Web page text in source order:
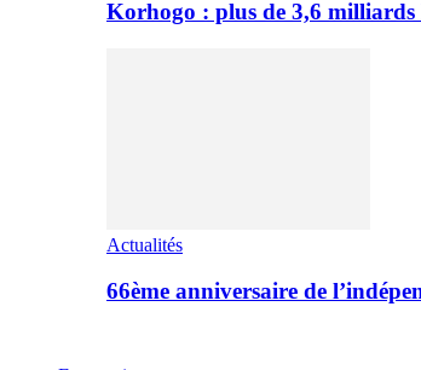
Korhogo : plus de 3,6
Actualités
66ème anniversaire de